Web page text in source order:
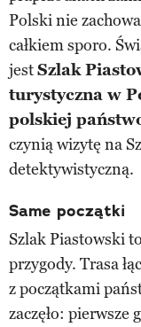
Polski nie
całkiem sporo.
jestSzlak
turystyczna w
polskiej
czynią wizytę na
detektywistyczną.
Same początki
Szlak Piastowski
przygody. Trasa
z początkami
zaczęło: pierwsze